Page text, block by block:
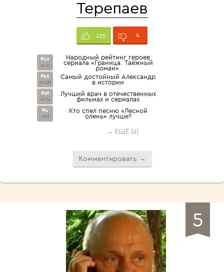
Терепаев
125 4
#10
из 11
Народный рейтинг героев
сериала «Граница. Таёжный
роман».
#55
из 135
Самый достойный Александр
в истории
#36
из 74
Лучший врач в отечественных
фильмах и сериалах
#4
из 5
Кто спел песню «Лесной
олень» лучше?
→ ЕЩЁ (2)
Комментировать →
5